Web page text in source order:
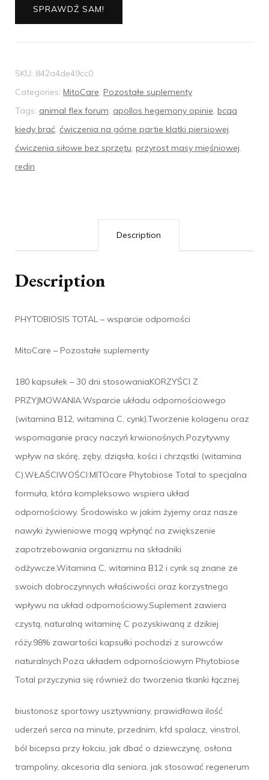
SPRAWDŹ SAM!
SKU: 842a4de49cc0
Categories: MitoCare, Pozostałe suplementy
Tags: animal flex forum, apollos hegemony opinie, bcaa
kiedy brać, ćwiczenia na górne partie klatki piersiowej,
ćwiczenia siłowe bez sprzętu, przyrost masy mięśniowej,
redin
Description
Description
PHYTOBIOSIS TOTAL – wsparcie odporności
MitoCare – Pozostałe suplementy
180 kapsułek – 30 dni stosowaniaKORZYŚCI Z
PRZYJMOWANIA:Wsparcie układu odpornościowego
(witamina B12, witamina C, cynk).Tworzenie kolagenu oraz
wspomaganie pracy naczyń krwionośnych.Pozytywny
wpływ na skórę, zęby, dziąsła, kości i chrząstki (witamina
C).WŁAŚCIWOŚCI:MITOcare Phytobiose Total to specjalna
formuła, która kompleksowo wspiera układ
odpornościowy. Środowisko w jakim żyjemy oraz nasze
nawyki żywieniowe mogą wpłynąć na zwiększenie
zapotrzebowania organizmu na składniki
odżywcze.Witamina C, witamina B12 i cynk są znane ze
swoich dobroczynnych właściwości oraz korzystnego
wpływu na układ odpornościowy.Suplement zawiera
czystą, naturalną witaminę C pozyskiwaną z dzikiej
róży.98% zawartości kapsułki pochodzi z surowców
naturalnych.Poza układem odpornościowym Phytobiose
Total przyczynia się również do tworzenia tkanki łącznej.
biustonosz sportowy usztywniany, prawidłowa ilość
uderzeń serca na minute, przednim, kfd spalacz, vinstrol,
ból bicepsa przy łokciu, jak dbać o dziewczynę, osłona
trampoliny, akcesoria dla seniora, jak stosować regenerum